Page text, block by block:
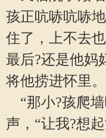
孩正吭哧吭哧
住了，上不去
最后?还是他妈
将他捞进怀里。
“那小?孩爬墙
声，“让我?想